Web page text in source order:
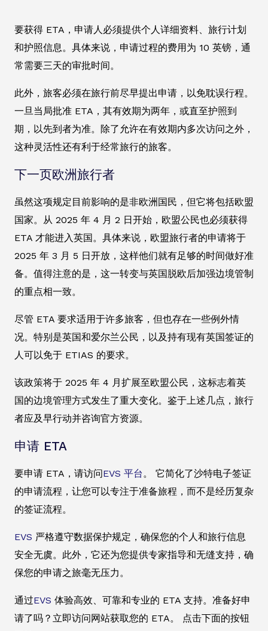
要获得 ETA，申请人必须提供个人详细资料、旅行计划
和护照信息。具体来说，申请过程的费用为 10 英镑，通
常需要三天的审批时间。
此外，旅客必须在旅行前尽早提出申请，以免耽误行程。
一旦当局批准 ETA，其有效期为两年，或直至护照到
期，以先到者为准。除了允许在有效期内多次访问之外，
这种灵活性还有利于经常旅行的旅客。
下一页欧洲旅行者
虽然这项规定目前影响的是非欧洲国民，但它将包括欧盟
国家。从 2025 年 4 月 2 日开始，欧盟公民也必须获得
ETA 才能进入英国。具体来说，欧盟旅行者的申请将于
2025 年 3 月 5 日开放，这样他们就有足够的时间做好准
备。值得注意的是，这一转变与英国脱欧后加强边境管制
的重点相一致。
尽管 ETA 要求适用于许多旅客，但也存在一些例外情
况。特别是英国和爱尔兰公民，以及持有现有英国签证的
人可以免于 ETIAS 的要求。
该政策将于 2025 年 4 月扩展至欧盟公民，这标志着英
国的边境管理方式发生了重大变化。鉴于上述几点，旅行
者应及早行动并咨询官方资源。
申请 ETA
要申请 ETA，请访问EVS 平台 。 它简化了沙特电子签证
的申请流程，让您可以专注于准备旅程，而不是经历复杂
的签证流程。
EVS 严格遵守数据保护规定，确保您的个人和旅行信息
安全无虞。此外，它还为您提供专家指导和无缝支持，确
保您的申请之旅毫无压力。
通过EVS 体验高效、可靠和专业的 ETA 支持。准备好申
请了吗？立即访问网站获取您的 ETA。 点击下面的按钮